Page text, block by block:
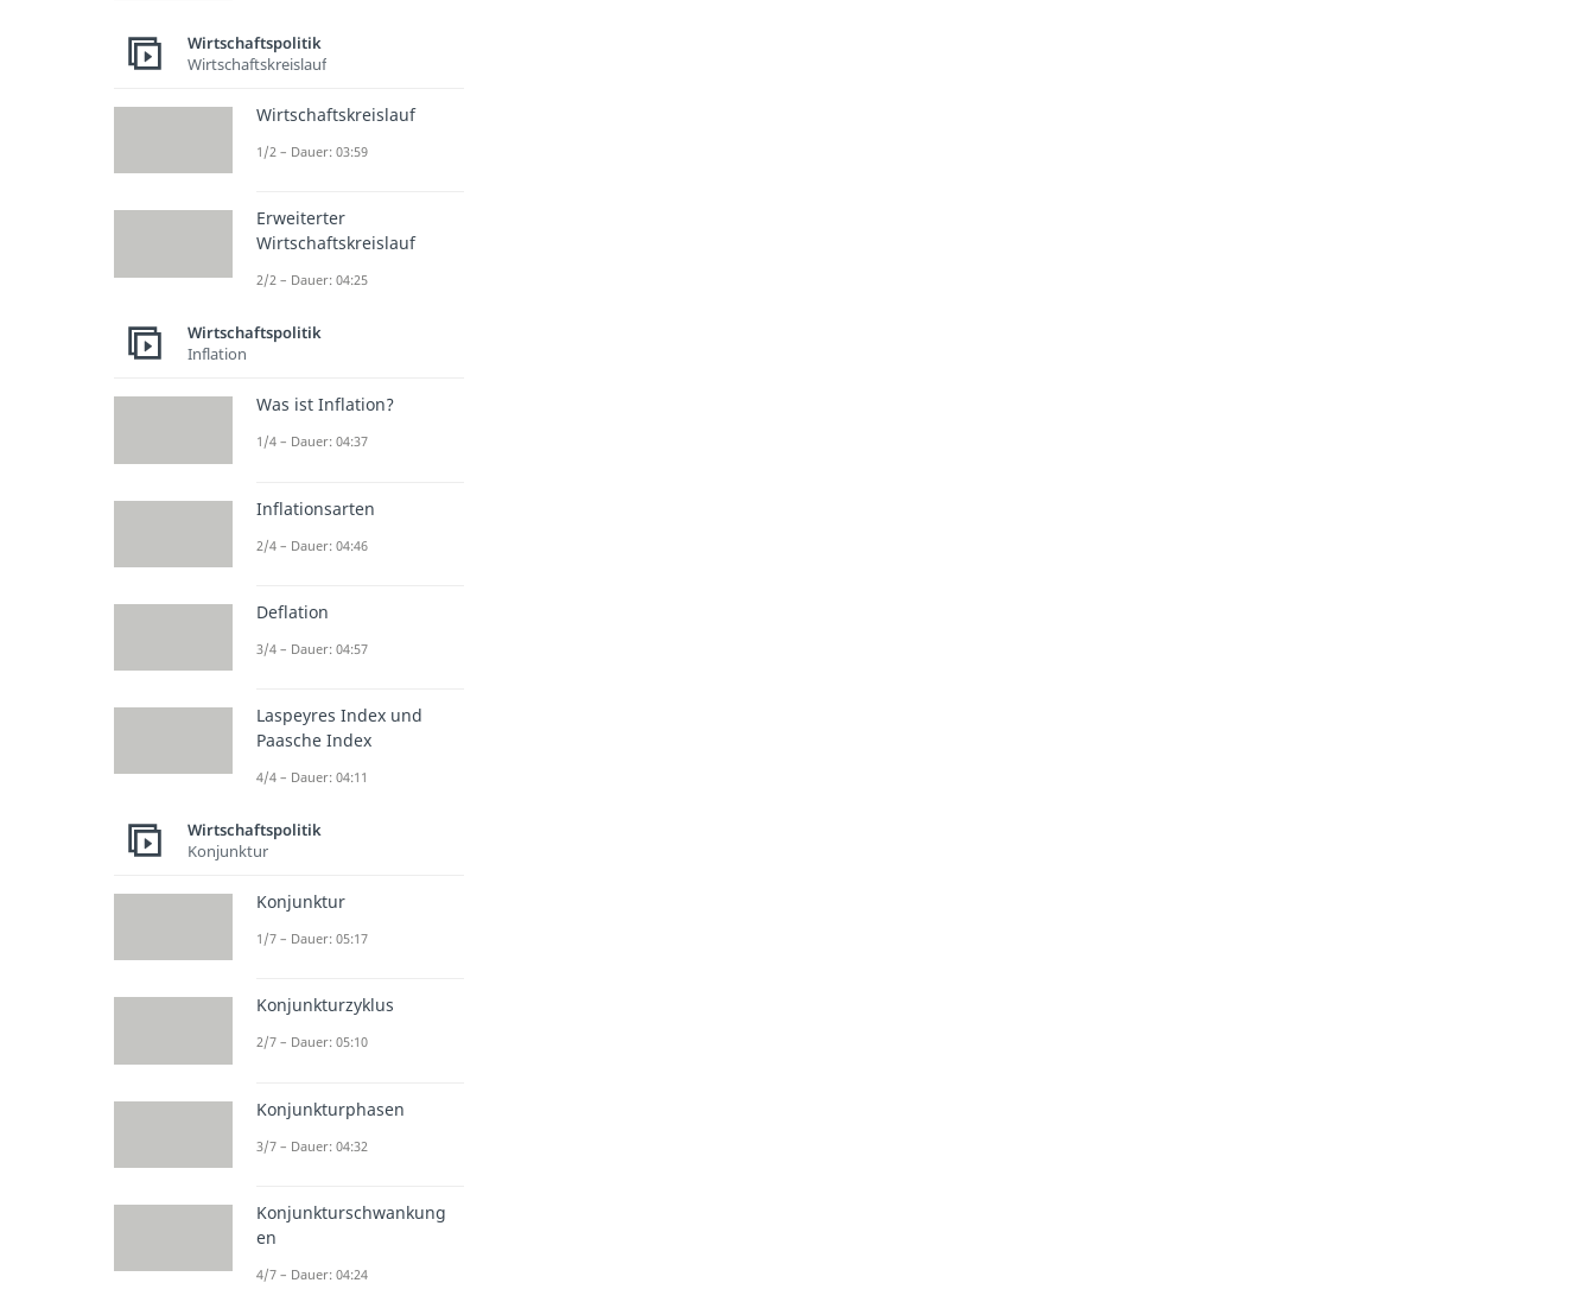
Wirtschaftspolitik
Wirtschaftskreislauf
Wirtschaftskreislauf
1/2 – Dauer: 03:59
Erweiterter
Wirtschaftskreislauf
2/2 – Dauer: 04:25
Wirtschaftspolitik
Inflation
Was ist Inflation?
1/4 – Dauer: 04:37
Inflationsarten
2/4 – Dauer: 04:46
Deflation
3/4 – Dauer: 04:57
Laspeyres Index und
Paasche Index
4/4 – Dauer: 04:11
Wirtschaftspolitik
Konjunktur
Konjunktur
1/7 – Dauer: 05:17
Konjunkturzyklus
2/7 – Dauer: 05:10
Konjunkturphasen
3/7 – Dauer: 04:32
Konjunkturschwankung
en
4/7 – Dauer: 04:24